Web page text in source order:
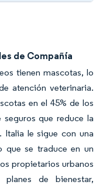
de Compañía
tienen mascotas, lo
atención veterinaria.
en el 45% de los
que reduce la
Italia le sigue con una
que se traduce en un
propietarios urbanos
planes de bienestar,